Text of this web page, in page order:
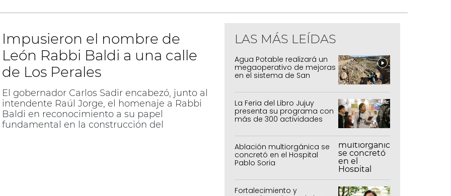
Impusieron el nombre de
León Rabbi Baldi a una calle
de Los Perales
El gobernador Carlos Sadir encabezó, junto al
intendente Raúl Jorge, el homenaje a Rabbi
Baldi en reconocimiento a su papel
fundamental en la construcción del
LAS MÁS LEÍDAS
Agua Potable realizará un
megaoperativo de mejoras
en el sistema de San
La Feria del Libro Jujuy
presenta su programa con
más de 300 actividades
Ablación multiorgánica se
concretó en el Hospital
Pablo Soria
Fortalecimiento y